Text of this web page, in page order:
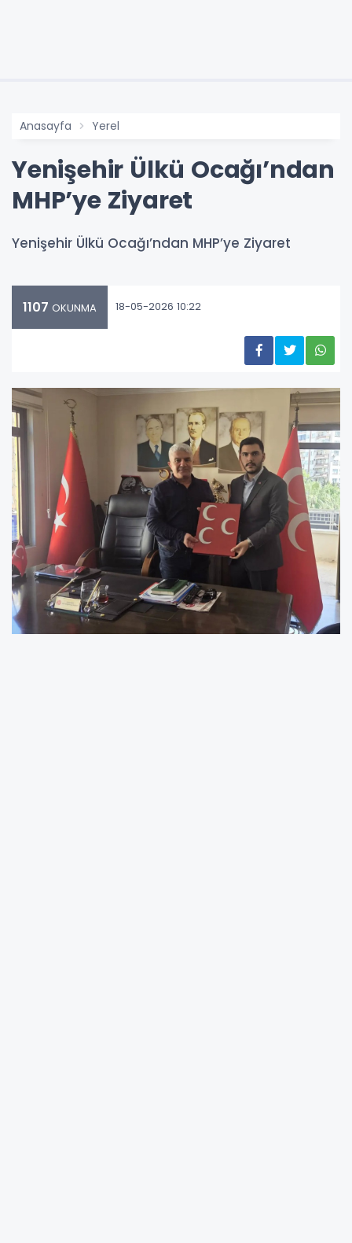
Anasayfa Yerel
Yenişehir Ülkü Ocağı’ndan
MHP’ye Ziyaret
Yenişehir Ülkü Ocağı’ndan MHP’ye Ziyaret
1107 OKUNMA 18-05-2026 10:22